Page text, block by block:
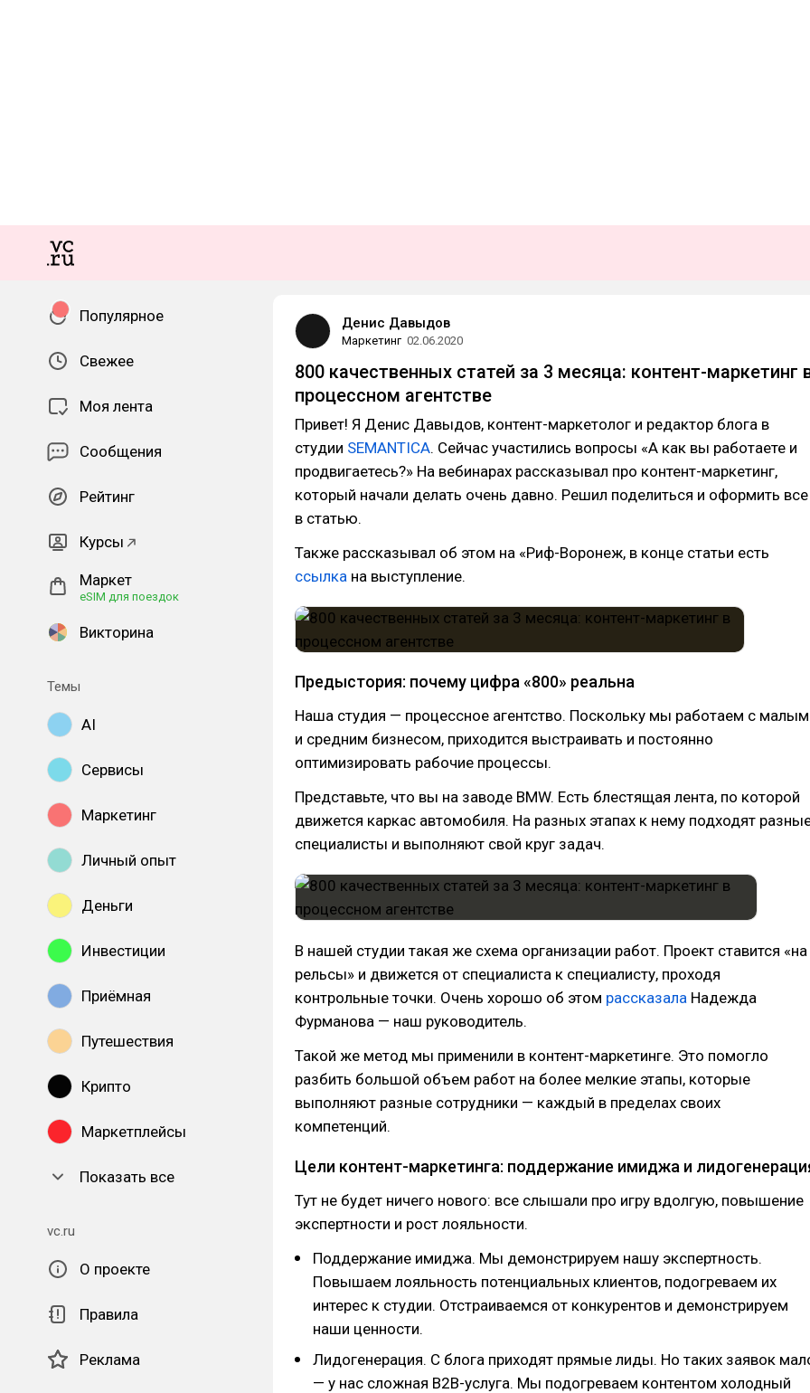
Популярное
Свежее
Моя лента
Сообщения
Рейтинг
Курсы
Маркет
eSIM для поездок
Викторина
Темы
AI
Сервисы
Маркетинг
Личный опыт
Деньги
Инвестиции
Приёмная
Путешествия
Крипто
Маркетплейсы
Показать все
vc.ru
О проекте
Правила
Реклама
Денис Давыдов
Маркетинг 02.06.2020
800 качественных статей за 3 месяца: контент-маркетинг
процессном агентстве
Привет! Я Денис Давыдов, контент-маркетолог и редактор блога в
студии SEMANTICA. Сейчас участились вопросы «А как вы работаете и
продвигаетесь?» На вебинарах рассказывал про контент-маркетинг,
который начали делать очень давно. Решил поделиться и оформить все
в статью.
Также рассказывал об этом на «Риф-Воронеж, в конце статьи есть
ссылка на выступление.
Предыстория: почему цифра «800» реальна
Наша студия — процессное агентство. Поскольку мы работаем с малым
и средним бизнесом, приходится выстраивать и постоянно
оптимизировать рабочие процессы.
Представьте, что вы на заводе BMW. Есть блестящая лента, по которой
движется каркас автомобиля. На разных этапах к нему подходят
специалисты и выполняют свой круг задач.
В нашей студии такая же схема организации работ. Проект ставится «на
рельсы» и движется от специалиста к специалисту, проходя
контрольные точки. Очень хорошо об этом рассказала Надежда
Фурманова — наш руководитель.
Такой же метод мы применили в контент-маркетинге. Это помогло
разбить большой объем работ на более мелкие этапы, которые
выполняют разные сотрудники — каждый в пределах своих
компетенций.
Цели контент-маркетинга: поддержание имиджа и
Тут не будет ничего нового: все слышали про игру вдолгую, повышение
экспертности и рост лояльности.
Поддержание имиджа. Мы демонстрируем нашу экспертность.
Повышаем лояльность потенциальных клиентов, подогреваем их
интерес к студии. Отстраиваемся от конкурентов и демонстрируем
наши ценности.
Лидогенерация. С блога приходят прямые лиды. Но таких заявок
— у нас сложная B2B-услуга. Мы подогреваем контентом холодный